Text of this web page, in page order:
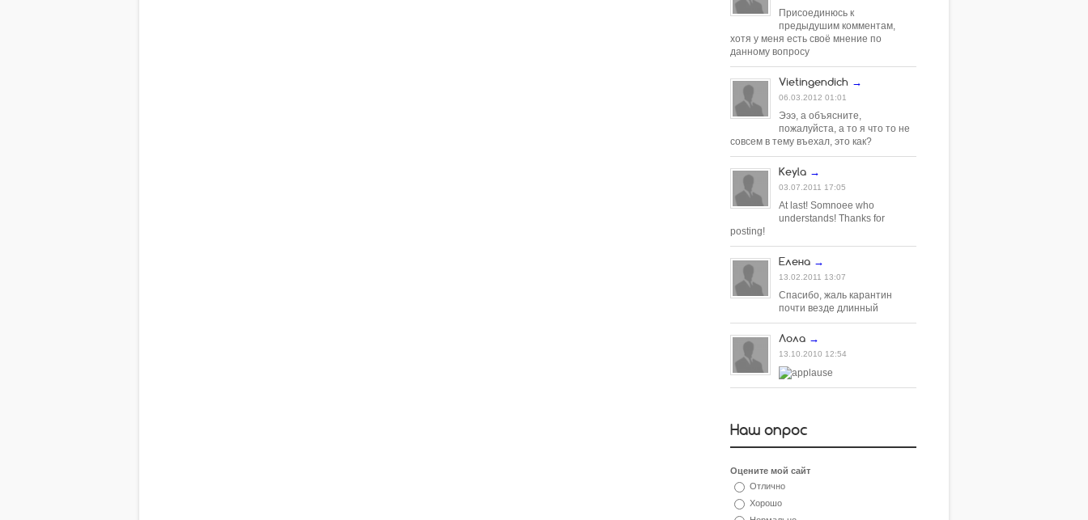
Присоединюсь к
предыдушим комментам,
хотя у меня есть своё мнение по
данному вопросу
Vietingendich →
06.03.2012 01:01
Эээ, а объясните,
пожалуйста, а то я что то не
совсем в тему въехал, это как?
Keyla →
03.07.2011 17:05
At last! Somnoee who
understands! Thanks for
posting!
Елена →
13.02.2011 13:07
Спасибо, жаль карантин
почти везде длинный
Лола →
13.10.2010 12:54
Наш опрос
Оцените мой сайт
Отлично
Хорошо